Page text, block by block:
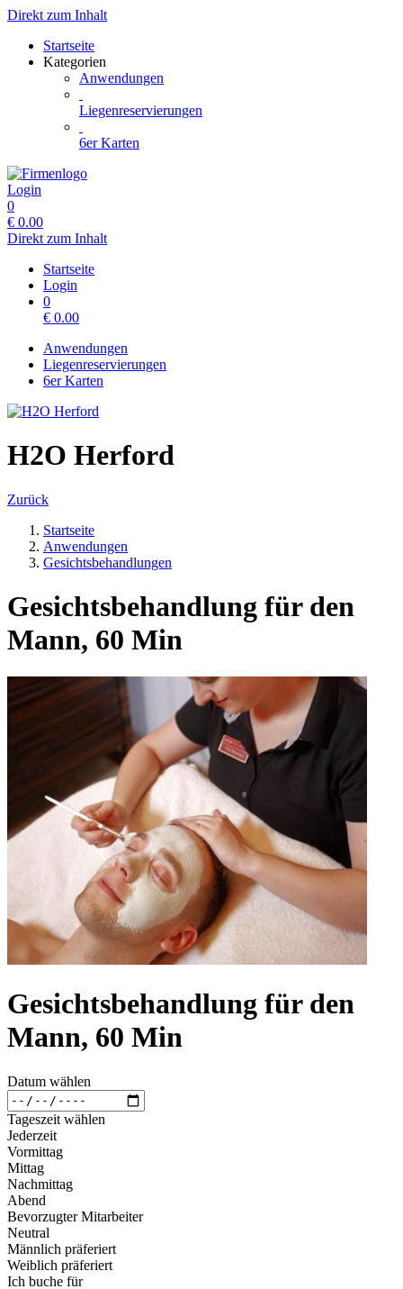
Direkt zum Inhalt
Startseite
Kategorien
Anwendungen
Liegenreservierungen
6er Karten
Login
0
€ 0.00
Direkt zum Inhalt
Startseite
Login
0
€ 0.00
Anwendungen
Liegenreservierungen
6er Karten
H2O Herford
Zurück
Startseite
Anwendungen
Gesichtsbehandlungen
Gesichtsbehandlung für den
Mann, 60 Min
Gesichtsbehandlung für den
Mann, 60 Min
Datum wählen
Tageszeit wählen
Jederzeit
Vormittag
Mittag
Nachmittag
Abend
Bevorzugter Mitarbeiter
Neutral
Männlich präferiert
Weiblich präferiert
Ich buche für